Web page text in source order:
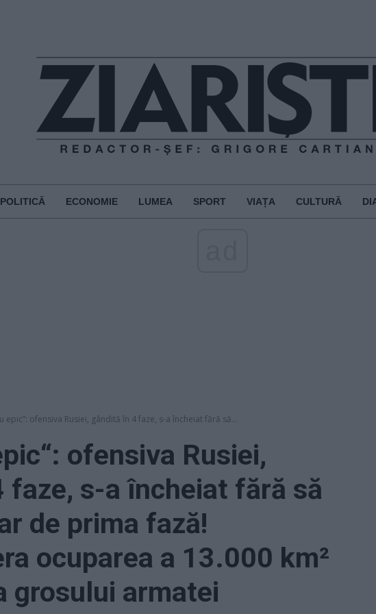
POLITICĂ ECONOMIE LUMEA SPORT VIAȚA CULTURĂ
epic“: ofensiva Rusiei, gândită în 4 faze, s-a încheiat fără să...
ofensiva Rusiei,
faze, s-a încheiat fără să
de prima fază!
ocuparea a 13.000 km²
grosului armatei